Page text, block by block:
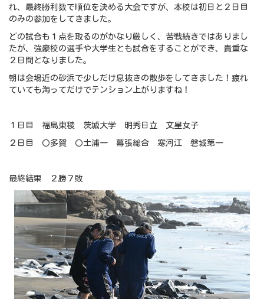
れ、最終勝利数で順位を決める大会ですが、本校は初日と２日目
のみの参加をしてきました。
どの試合も１点を取るのがかなり厳しく、苦戦続きではありまし
たが、強豪校の選手や大学生とも試合をすることができ、貴重な
２日間となりました。
朝は会場近の砂浜で少しだけ息抜きの散歩をしてきました！疲れ
ていても海ってだけでテンション上がりますね！
１日目 福島東稜 茨城大学 明秀日立 文星女子
２日目 〇多賀 〇土浦一 幕張総合 寒河江 磐城第一
最終結果 ２勝７敗